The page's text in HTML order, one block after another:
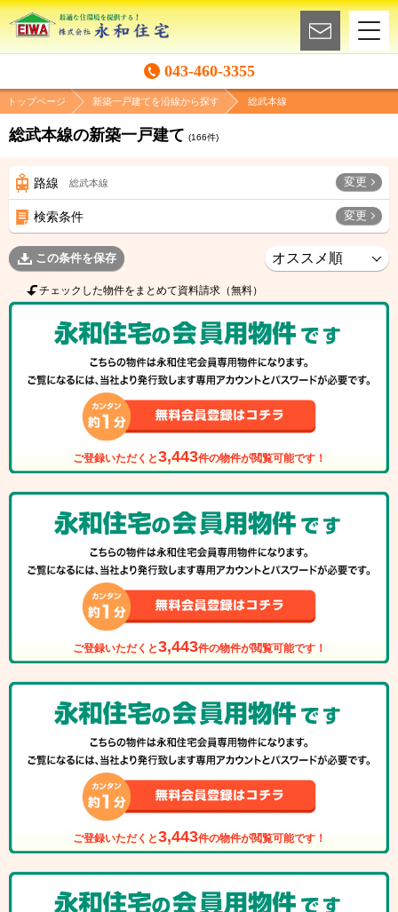
043-460-3355
トップページ 新築一戸建てを沿線から探す 総武本線
総武本線の新築一戸建て (166件)
路線 総武本線 変更
検索条件 変更
この条件を保存
チェックした物件をまとめて資料請求（無料）
ご登録いただくと3,443件の物件が閲覧可能です！
ご登録いただくと3,443件の物件が閲覧可能です！
ご登録いただくと3,443件の物件が閲覧可能です！